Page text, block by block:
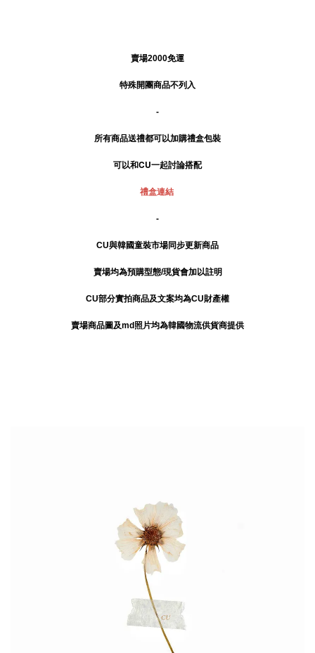
賣場2000免運
特殊開團商品不列入
-
所有商品送禮都可以加購禮盒包裝
可以和CU一起討論搭配
禮盒連結
-
CU與韓國童裝市場同步更新商品
賣場均為預購型態/現貨會加以註明
CU部分實拍商品及文案均為CU財產權
賣場商品圖及md照片均為韓國物流供貨商提供